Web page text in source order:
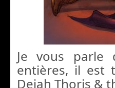
Je vous parle
entières, il est
Dejah Thoris &